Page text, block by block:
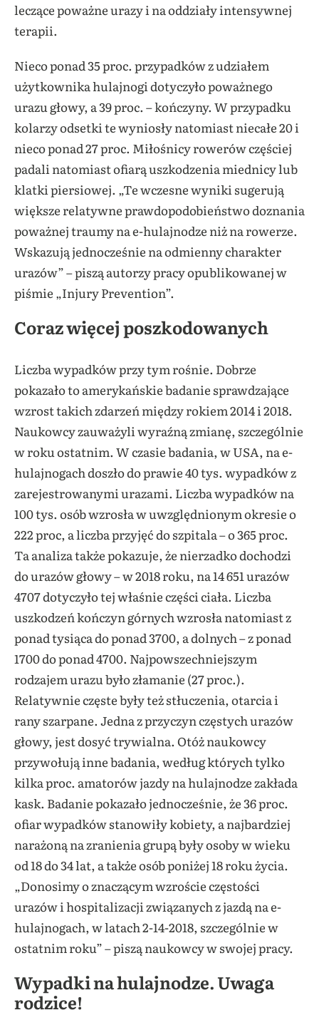
leczące poważne urazy i na oddziały intensywnej
terapii.
Nieco ponad 35 proc. przypadków z udziałem
użytkownika hulajnogi dotyczyło poważnego
urazu głowy, a 39 proc. – kończyny. W przypadku
kolarzy odsetki te wyniosły natomiast niecałe 20 i
nieco ponad 27 proc. Miłośnicy rowerów częściej
padali natomiast ofiarą uszkodzenia miednicy lub
klatki piersiowej. „Te wczesne wyniki sugerują
większe relatywne prawdopodobieństwo doznania
poważnej traumy na e-hulajnodze niż na rowerze.
Wskazują jednocześnie na odmienny charakter
urazów” – piszą autorzy pracy opublikowanej w
piśmie „Injury Prevention”.
Coraz więcej poszkodowanych
Liczba wypadków przy tym rośnie. Dobrze
pokazało to amerykańskie badanie sprawdzające
wzrost takich zdarzeń między rokiem 2014 i 2018.
Naukowcy zauważyli wyraźną zmianę, szczególnie
w roku ostatnim. W czasie badania, w USA, na e-
hulajnogach doszło do prawie 40 tys. wypadków z
zarejestrowanymi urazami. Liczba wypadków na
100 tys. osób wzrosła w uwzględnionym okresie o
222 proc, a liczba przyjęć do szpitala – o 365 proc.
Ta analiza także pokazuje, że nierzadko dochodzi
do urazów głowy – w 2018 roku, na 14 651 urazów
4707 dotyczyło tej właśnie części ciała. Liczba
uszkodzeń kończyn górnych wzrosła natomiast z
ponad tysiąca do ponad 3700, a dolnych – z ponad
1700 do ponad 4700. Najpowszechniejszym
rodzajem urazu było złamanie (27 proc.).
Relatywnie częste były też stłuczenia, otarcia i
rany szarpane. Jedna z przyczyn częstych urazów
głowy, jest dosyć trywialna. Otóż naukowcy
przywołują inne badania, według których tylko
kilka proc. amatorów jazdy na hulajnodze zakłada
kask. Badanie pokazało jednocześnie, że 36 proc.
ofiar wypadków stanowiły kobiety, a najbardziej
narażoną na zranienia grupą były osoby w wieku
od 18 do 34 lat, a także osób poniżej 18 roku życia.
„Donosimy o znaczącym wzroście częstości
urazów i hospitalizacji związanych z jazdą na e-
hulajnogach, w latach 2-14-2018, szczególnie w
ostatnim roku” – piszą naukowcy w swojej pracy.
Wypadki na hulajnodze. Uwaga
rodzice!